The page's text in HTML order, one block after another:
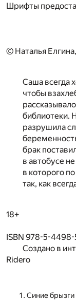
Шрифты
© Наталья
Саша всегда
чтобы
библиотеки.
разрушила
брак
в автобусе
в которого
так, как
18+
ISBN 978-5-
Создано в
Ridero
Синие брызги